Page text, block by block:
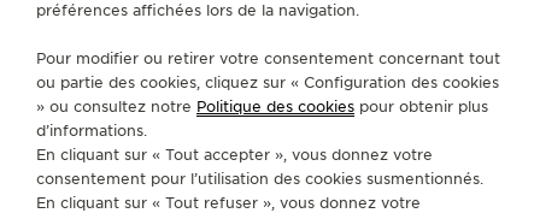
SUIVEZ-NOUS
S'INSCRIRE À LA NEWSLETTER
CONTACT
préférences affichées lors de la navigation.
Pour modifier ou retirer votre consentement concernant tout
ou partie des cookies, cliquez sur « Configuration des cookies
» ou consultez notre Politique des cookies pour obtenir plus
d’informations.
En cliquant sur « Tout accepter », vous donnez votre
consentement pour l’utilisation des cookies susmentionnés.
En cliquant sur « Tout refuser », vous donnez votre